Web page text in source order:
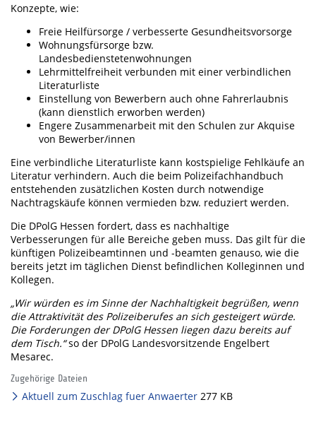
Konzepte, wie:
Freie Heilfürsorge / verbesserte Gesundheitsvorsorge
Wohnungsfürsorge bzw.
Landesbedienstetenwohnungen
Lehrmittelfreiheit verbunden mit einer verbindlichen
Literaturliste
Einstellung von Bewerbern auch ohne Fahrerlaubnis
(kann dienstlich erworben werden)
Engere Zusammenarbeit mit den Schulen zur Akquise
von Bewerber/innen
Eine verbindliche Literaturliste kann kostspielige Fehlkäufe an
Literatur verhindern. Auch die beim Polizeifachhandbuch
entstehenden zusätzlichen Kosten durch notwendige
Nachtragskäufe können vermieden bzw. reduziert werden.
Die DPolG Hessen fordert, dass es nachhaltige
Verbesserungen für alle Bereiche geben muss. Das gilt für die
künftigen Polizeibeamtinnen und -beamten genauso, wie die
bereits jetzt im täglichen Dienst befindlichen Kolleginnen und
Kollegen.
„Wir würden es im Sinne der Nachhaltigkeit begrüßen, wenn
die Attraktivität des Polizeiberufes an sich gesteigert würde.
Die Forderungen der DPolG Hessen liegen dazu bereits auf
dem Tisch.“so der DPolG Landesvorsitzende Engelbert
Mesarec.
Zugehörige Dateien
Aktuell zum Zuschlag fuer Anwaerter 277 KB